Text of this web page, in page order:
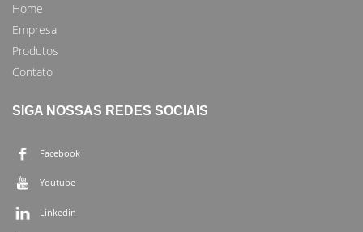
Home
Empresa
Produtos
Contato
SIGA NOSSAS REDES SOCIAIS
Facebook
Youtube
Linkedin